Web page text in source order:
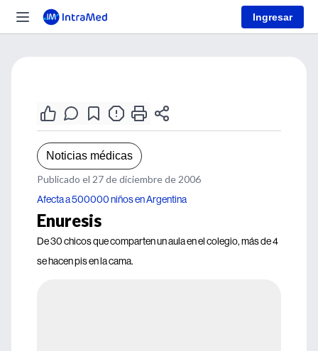
Ingresar
Noticias médicas
Publicado el 27 de diciembre de 2006
Afecta a 500000 niños en Argentina
Enuresis
De 30 chicos que comparten un aula en el colegio, más de 4
se hacen pis en la cama.